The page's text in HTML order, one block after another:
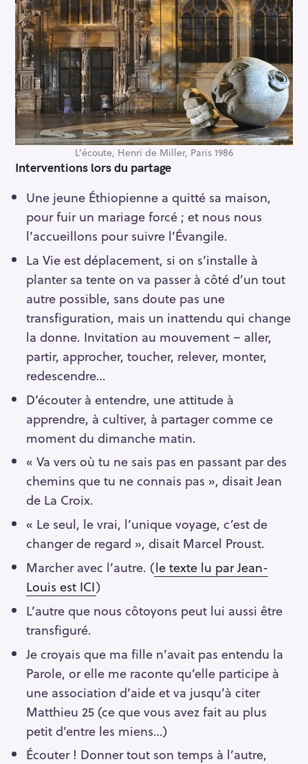
L’écoute, Henri de Miller, Paris 1986
Interventions lors du partage
Une jeune Éthiopienne a quitté sa maison,
pour fuir un mariage forcé ; et nous nous
l’accueillons pour suivre l’Évangile.
La Vie est déplacement, si on s’installe à
planter sa tente on va passer à côté d’un tout
autre possible, sans doute pas une
transfiguration, mais un inattendu qui change
la donne. Invitation au mouvement – aller,
partir, approcher, toucher, relever, monter,
redescendre…
D’écouter à entendre, une attitude à
apprendre, à cultiver, à partager comme ce
moment du dimanche matin.
« Va vers où tu ne sais pas en passant par des
chemins que tu ne connais pas », disait Jean
de La Croix.
« Le seul, le vrai, l’unique voyage, c’est de
changer de regard », disait Marcel Proust.
Marcher avec l’autre. (le texte lu par Jean-
Louis est ICI)
L’autre que nous côtoyons peut lui aussi être
transfiguré.
Je croyais que ma fille n’avait pas entendu la
Parole, or elle me raconte qu’elle participe à
une association d’aide et va jusqu’à citer
Matthieu 25 (ce que vous avez fait au plus
petit d’entre les miens…)
Écouter ! Donner tout son temps à l’autre,
e
r
h
e
r